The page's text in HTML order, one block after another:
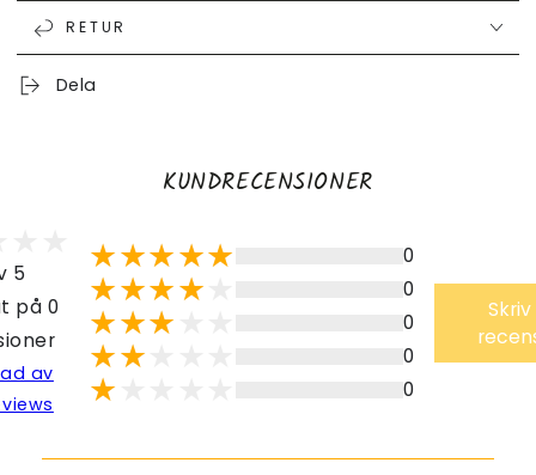
RETUR
Dela
KUNDRECENSIONER
5
på 0
av
0
0
0
0
0